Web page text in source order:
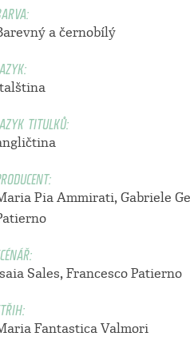
a černobílý
TITULKŮ:
Pia Ammirati,Gabriele
Sales,Francesco Patierno
Fantastica Valmori